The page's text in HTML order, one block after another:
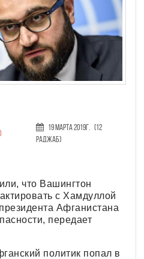
19 Марта 2019г.
(12
Раджаб)
что Вашингтон
с Хамдуллой
Афганистана
передает
политик попал в